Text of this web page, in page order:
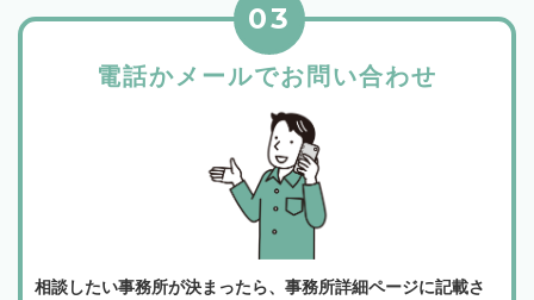
電話かメールでお問い合わせ
03
相談したい事務所が決まったら、事務所詳細ページに記載さ